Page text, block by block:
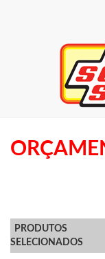
PRODUTOS
SELECIONADOS